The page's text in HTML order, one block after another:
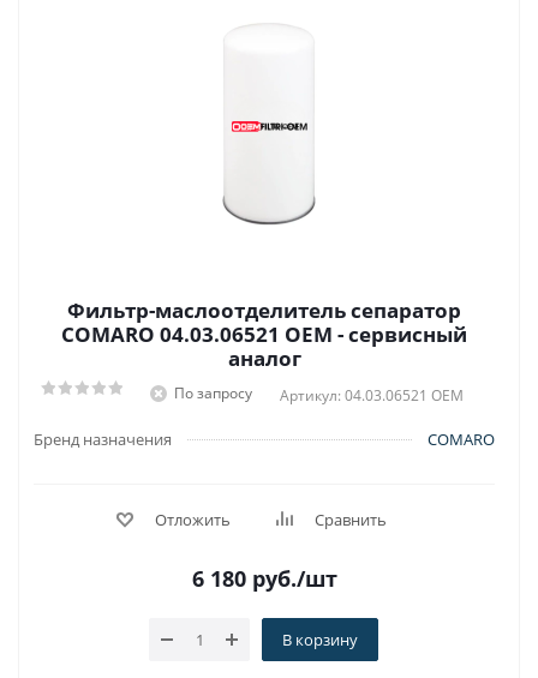
Фильтр-маслоотделитель сепаратор
COMARO 04.03.06521 OEM - сервисный
аналог
По запросу Артикул: 04.03.06521 OEM
Бренд назначения COMARO
Отложить Сравнить
6 180 руб./шт
В корзину